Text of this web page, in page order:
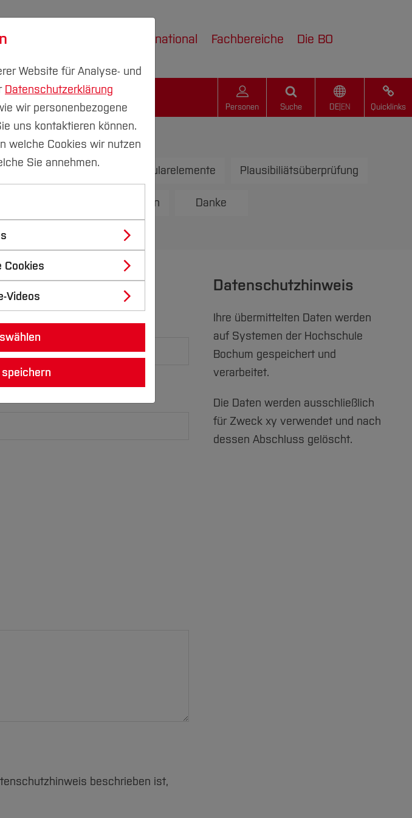
International Fachbereiche Die BO
Personen Suche DE| EN Quicklinks
Mein Formular Formularelemente Plausibiliätsüberprüfung
übernehmen Double Opt In Danke
beschrieben ist,
Datenschutzhinweis
Ihre übermittelten Daten werden
auf Systemen der Hochschule
Bochum gespeichert und
verarbeitet.
Die Daten werden ausschließlich
für Zweck xy verwendet und nach
dessen Abschluss gelöscht.
Website für Analyse- und
Datenschutzerklärung
wir personenbezogene
uns kontaktieren können.
welche Cookies wir nutzen
Sie annehmen.
Cookies
Videos